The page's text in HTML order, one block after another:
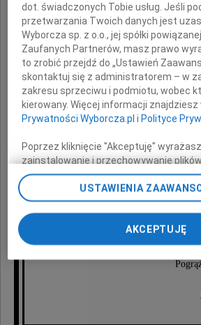
człowiek wielkiego
wrażliwy,
Msza Święta Żałobna
w poniedziałek dnia
w kaplicy na Cmentarzu
odprowadzenie
dot. świadczonych Tobie usług. Jeśli
przetwarzania Twoich danych jest
Wyborcza sp. z o.o., jej spółki
Zaufanych Partnerów, masz prawo
to zrobić przejdź do „Ustawień
skontaktuj się z administratorem – w
zakresu sprzeciwu i podmiotu, wobec
kierowany. Więcej informacji znajdziesz
Prywatności Wyborcza.pl i Polityce
Poprzez kliknięcie "Akceptuję"
zainstalowanie i przechowywanie
Wyborczej sp. z o. o. jej Zaufanych
na Twoim urządzeniu końcowym.
chwili zmienić swoje preferencje dot.
ponownie wywołując narzędzie do
preferencjami dot. przetwarzania
odnośnik „Ustawienia prywatności” w
przechodząc do sekcji „Ustawienia
Zmiana ustawień plików cookie
USTAWIENIA
AKCEPTUJĘ